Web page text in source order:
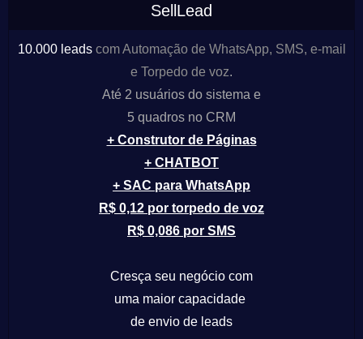
SellLead
10.000 leads com Automação de WhatsApp, SMS, e-mail
e Torpedo de voz.
Até 2 usuários do sistema e
5 quadros no CRM
+ Construtor de Páginas
+ CHATBOT
+ SAC para WhatsApp
R$ 0,12 por torpedo de voz
R$ 0,086 por SMS
Cresça seu negócio com
uma maior capacidade
de envio de leads